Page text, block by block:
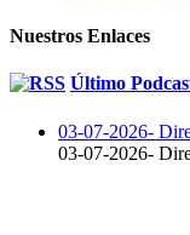
Nuestros Enlaces
Último
03-07-2026-
03-07-2026-